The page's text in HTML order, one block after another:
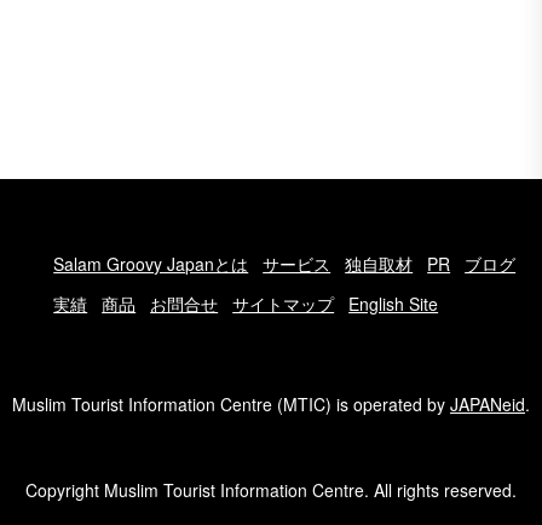
Salam Groovy Japanとは サービス 独自取材 PR
ブログ
実績
商品 お問合せ サイトマップ English Site
Muslim Tourist Information Centre (MTIC) is operated by JAPANeid.
Copyright Muslim Tourist Information Centre. All rights reserved.